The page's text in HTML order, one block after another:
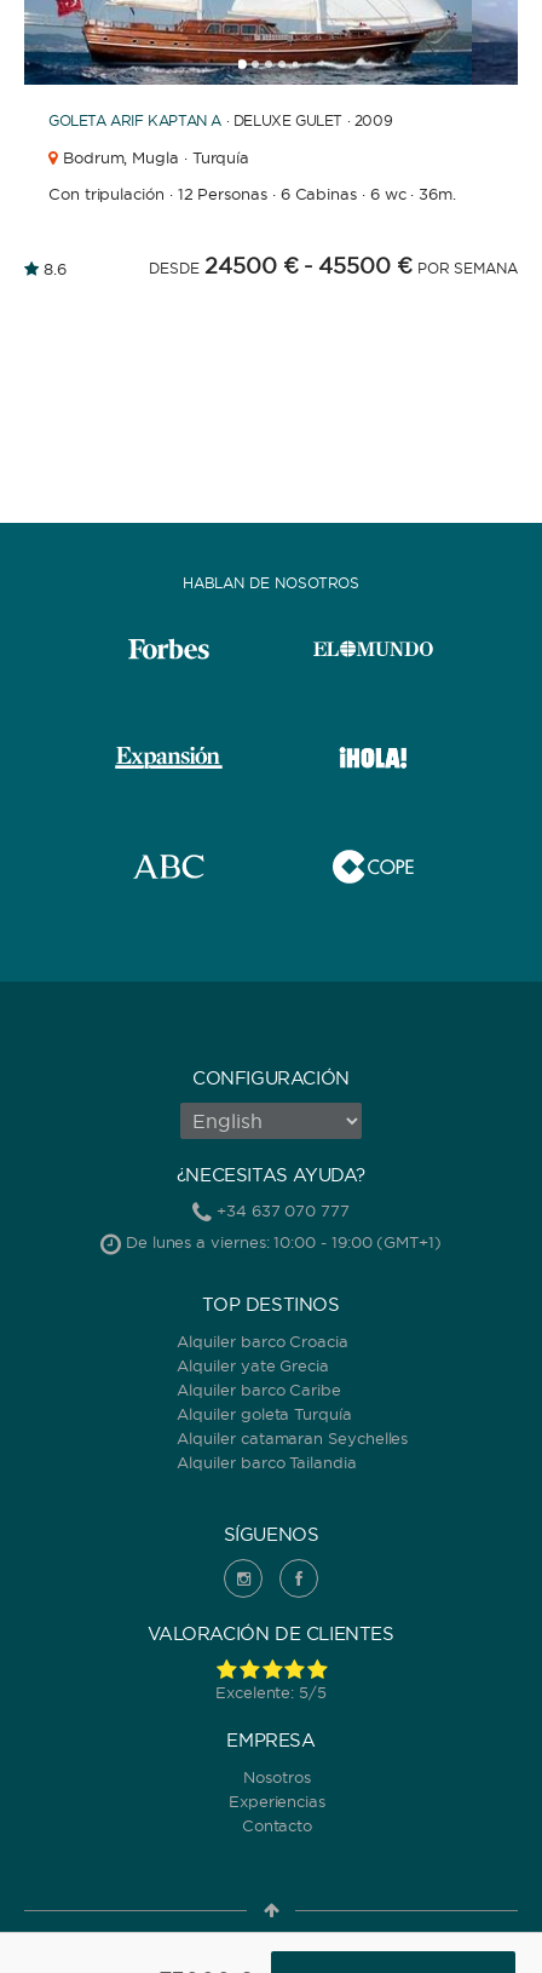
12345 6789101112131415161718 192021
GOLETA ARIF KAPTAN A · DELUXE GULET · 2009
Bodrum, Mugla · Turquía
Con tripulación · 12 Personas· 6 Cabinas · 6 wc·36m.
8.6 DESDE 24500 € - 45500 € POR SEMANA
HABLAN DE NOSOTROS
CONFIGURACIÓN
¿NECESITAS AYUDA?
+34 637 070 777
De lunes a viernes: 10:00 - 19:00 (GMT+1)
TOP DESTINOS
Alquiler barco Croacia
Alquiler yate Grecia
Alquiler barco Caribe
Alquiler goleta Turquía
Alquiler catamaran Seychelles
Alquiler barco Tailandia
SÍGUENOS
VALORACIÓN DE CLIENTES
Excelente: 5/5
EMPRESA
Nosotros
Experiencias
Contacto